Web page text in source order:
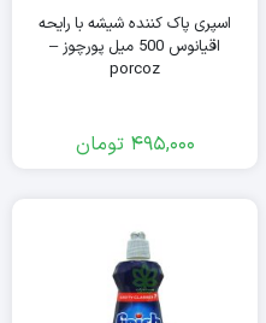
اسپری پاک کننده شیشه با رایحه
اقیانوس 500 میل پورچوز –
porcoz
495,000 تومان